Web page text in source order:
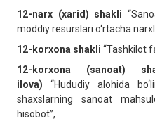
12-narx (xarid) shakli
moddiy resurslari o‘rtacha
12-korxona shakli “Tashkilot
12-korxona (sanoat)
ilova) “Hududiy alohida
shaxslarning sanoat
hisobot”,